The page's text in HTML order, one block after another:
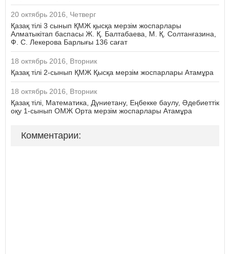
20 октябрь 2016, Четверг
Қазақ тілі 3 сынып ҚМЖ қысқа мерзім жоспарлары
Алматыкітап баспасы Ж. Қ. Балтабаева, М. Қ. Солтанғазина,
Ф. С. Лекерова Барлығы 136 сағат
18 октябрь 2016, Вторник
Қазақ тілі 2-сынып ҚМЖ Қысқа мерзім жоспарлары Атамұра
18 октябрь 2016, Вторник
Қазақ тілі, Математика, Дүниетану, Еңбекке баулу, Әдебиеттік
оқу 1-сынып ОМЖ Орта мерзім жоспарлары Атамұра
Комментарии: